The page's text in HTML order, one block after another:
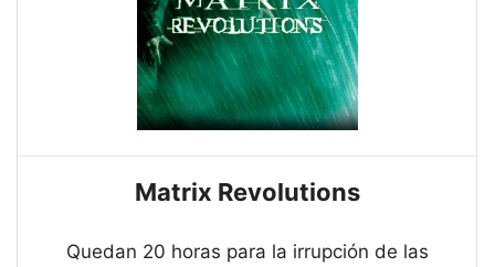
Matrix Revolutions
Quedan 20 horas para la irrupción de las